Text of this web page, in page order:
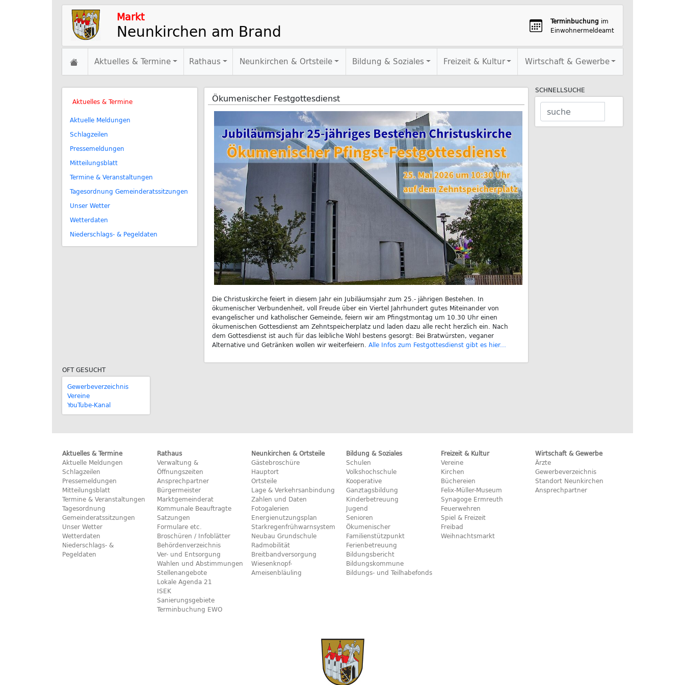
Markt
Neunkirchen am Brand Terminbuchung im
Einwohnermeldeamt
Aktuelles & Termine Rathaus Neunkirchen & Ortsteile Bildung & Soziales Freizeit & Kultur Wirtschaft & Gewerbe
Aktuelles & Termine
Aktuelle Meldungen
Schlagzeilen
Pressemeldungen
Mitteilungsblatt
Termine & Veranstaltungen
Tagesordnung Gemeinderatssitzungen
Unser Wetter
Wetterdaten
Niederschlags- & Pegeldaten
Ökumenischer Festgottesdienst
Die Christuskirche feiert in diesem Jahr ein Jubiläumsjahr zum 25.- jährigen Bestehen. In
ökumenischer Verbundenheit, voll Freude über ein Viertel Jahrhundert gutes Miteinander von
evangelischer und katholischer Gemeinde, feiern wir am Pfingstmontag um 10.30 Uhr einen
ökumenischen Gottesdienst am Zehntspeicherplatz und laden dazu alle recht herzlich ein. Nach
dem Gottesdienst ist auch für das leibliche Wohl bestens gesorgt: Bei Bratwürsten, veganer
Alternative und Getränken wollen wir weiterfeiern. Alle Infos zum Festgottesdienst gibt es hier...
SCHNELLSUCHE
OFT GESUCHT
Gewerbeverzeichnis
Vereine
YouTube-Kanal
Aktuelles & Termine
Aktuelle Meldungen
Schlagzeilen
Pressemeldungen
Mitteilungsblatt
Termine & Veranstaltungen
Tagesordnung
Gemeinderatssitzungen
Unser Wetter
Wetterdaten
Niederschlags- &
Pegeldaten
Rathaus
Verwaltung &
Öffnungszeiten
Ansprechpartner
Bürgermeister
Marktgemeinderat
Kommunale Beauftragte
Satzungen
Formulare etc.
Broschüren / Infoblätter
Behördenverzeichnis
Ver- und Entsorgung
Wahlen und Abstimmungen
Stellenangebote
Lokale Agenda 21
ISEK
Sanierungsgebiete
Terminbuchung EWO
Neunkirchen & Ortsteile
Gästebroschüre
Hauptort
Ortsteile
Lage & Verkehrsanbindung
Zahlen und Daten
Fotogalerien
Energienutzungsplan
Starkregenfrühwarnsystem
Neubau Grundschule
Radmobilität
Breitbandversorgung
Wiesenknopf-
Ameisenbläuling
Bildung & Soziales
Schulen
Volkshochschule
Kooperative
Ganztagsbildung
Kinderbetreuung
Jugend
Senioren
Ökumenischer
Familienstützpunkt
Ferienbetreuung
Bildungsbericht
Bildungskommune
Bildungs- und Teilhabefonds
Freizeit & Kultur
Vereine
Kirchen
Büchereien
Felix-Müller-Museum
Synagoge Ermreuth
Feuerwehren
Spiel & Freizeit
Freibad
Weihnachtsmarkt
Wirtschaft & Gewerbe
Ärzte
Gewerbeverzeichnis
Standort Neunkirchen
Ansprechpartner